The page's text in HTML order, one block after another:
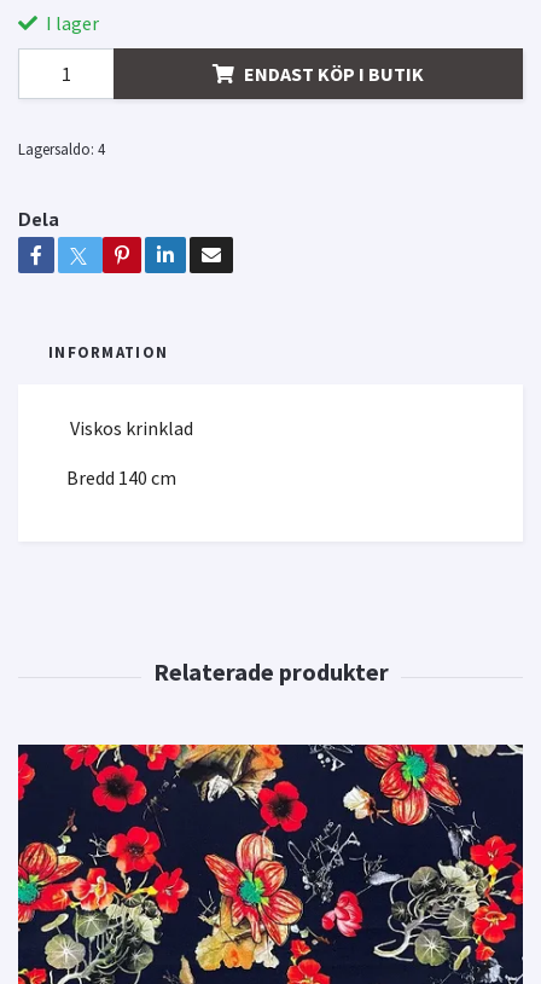
I lager
ENDAST KÖP I BUTIK
Lagersaldo: 4
Dela
INFORMATION
Viskos krinklad
Bredd 140 cm